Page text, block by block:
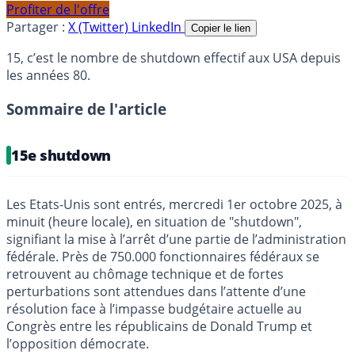
Profiter de l'offre
Partager : X (Twitter) LinkedIn Copier le lien
15, c’est le nombre de shutdown effectif aux USA depuis
les années 80.
Sommaire de l'article
15e shutdown
Les Etats-Unis sont entrés, mercredi 1er octobre 2025, à
minuit (heure locale), en situation de "shutdown",
signifiant la mise à l’arrêt d’une partie de l’administration
fédérale. Près de 750.000 fonctionnaires fédéraux se
retrouvent au chômage technique et de fortes
perturbations sont attendues dans l’attente d’une
résolution face à l’impasse budgétaire actuelle au
Congrès entre les républicains de Donald Trump et
l’opposition démocrate.